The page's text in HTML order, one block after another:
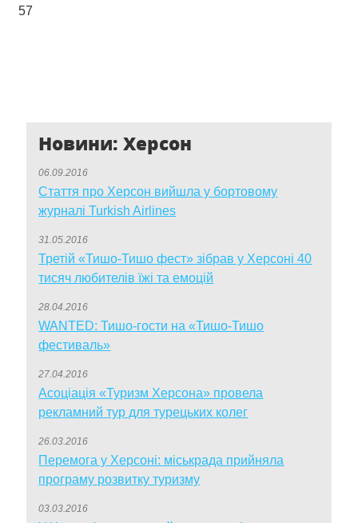
57
Новини: Херсон
06.09.2016
Стаття про Херсон вийшла у бортовому
журналі Turkish Airlines
31.05.2016
Третій «Тишо-Тишо фест» зібрав у Херсоні 40
тисяч любителів їжі та емоцій
28.04.2016
WANTED: Тишо-гости на «Тишо-Тишо
фестиваль»
27.04.2016
Асоціація «Туризм Херсона» провела
рекламний тур для турецьких колег
26.03.2016
Перемога у Херсоні: міськрада прийняла
програму розвитку туризму
03.03.2016